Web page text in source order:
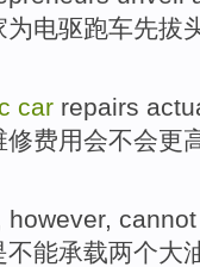
为电驱跑车先拔
car repairs
修费用会不会更
however, cannot
不能承载两个大